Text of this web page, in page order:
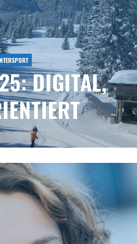
DIGITAL,